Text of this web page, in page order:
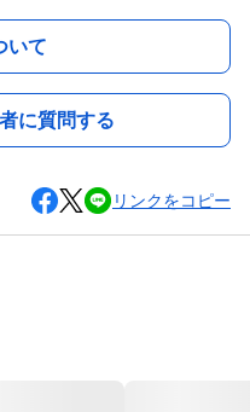
いて
に質問する
リンクをコピー